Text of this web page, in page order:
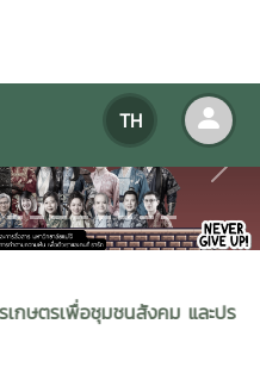
TH
Next
และประเทศอย่างยั่งยืน”